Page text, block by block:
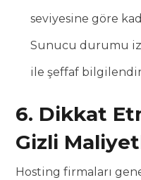
seviyesine göre
Sunucu durumu
ile şeffaf
6. Dikkat
Gizli
Hosting firmaları